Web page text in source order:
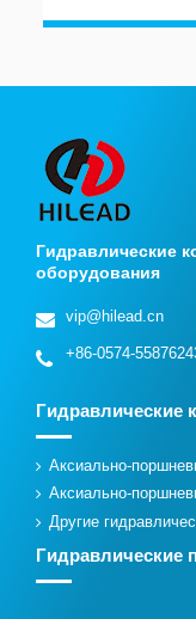
Гидравлические
оборудования
vip@hilead.cn
+86-0574-
Гидравлические
Аксиально-
Аксиально-
Другие
Гидравлические